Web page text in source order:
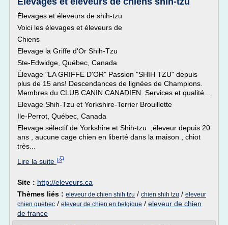
Élevages et éleveurs de shih-tzu
Voici les élevages et éleveurs de
Chiens
Elevage la Griffe d'Or Shih-Tzu
Ste-Edwidge, Québec, Canada
Élevage "LA GRIFFE D'OR" Passion "SHIH TZU" depuis
plus de 15 ans! Descendances de lignées de Champions.
Membres du CLUB CANIN CANADIEN. Services et qualité...
Elevage Shih-Tzu et Yorkshire-Terrier Brouillette
Ile-Perrot, Québec, Canada
Elevage sélectif de Yorkshire et Shih-tzu ,éleveur depuis 20
ans , aucune cage chien en liberté dans la maison , chiot
très...
Lire la suite
Site : http://eleveurs.ca
Thèmes liés : eleveur de chien shih tzu / chien shih tzu / eleveur
chien quebec / eleveur de chien en belgique / eleveur de chien
de france